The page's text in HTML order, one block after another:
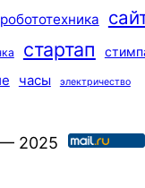
робототехника
стартап
часы электричество
2025